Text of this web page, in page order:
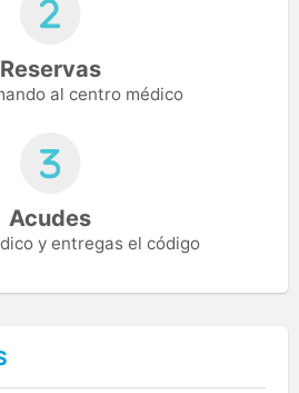
Reservas
al centro médico
Acudes
y entregas el código